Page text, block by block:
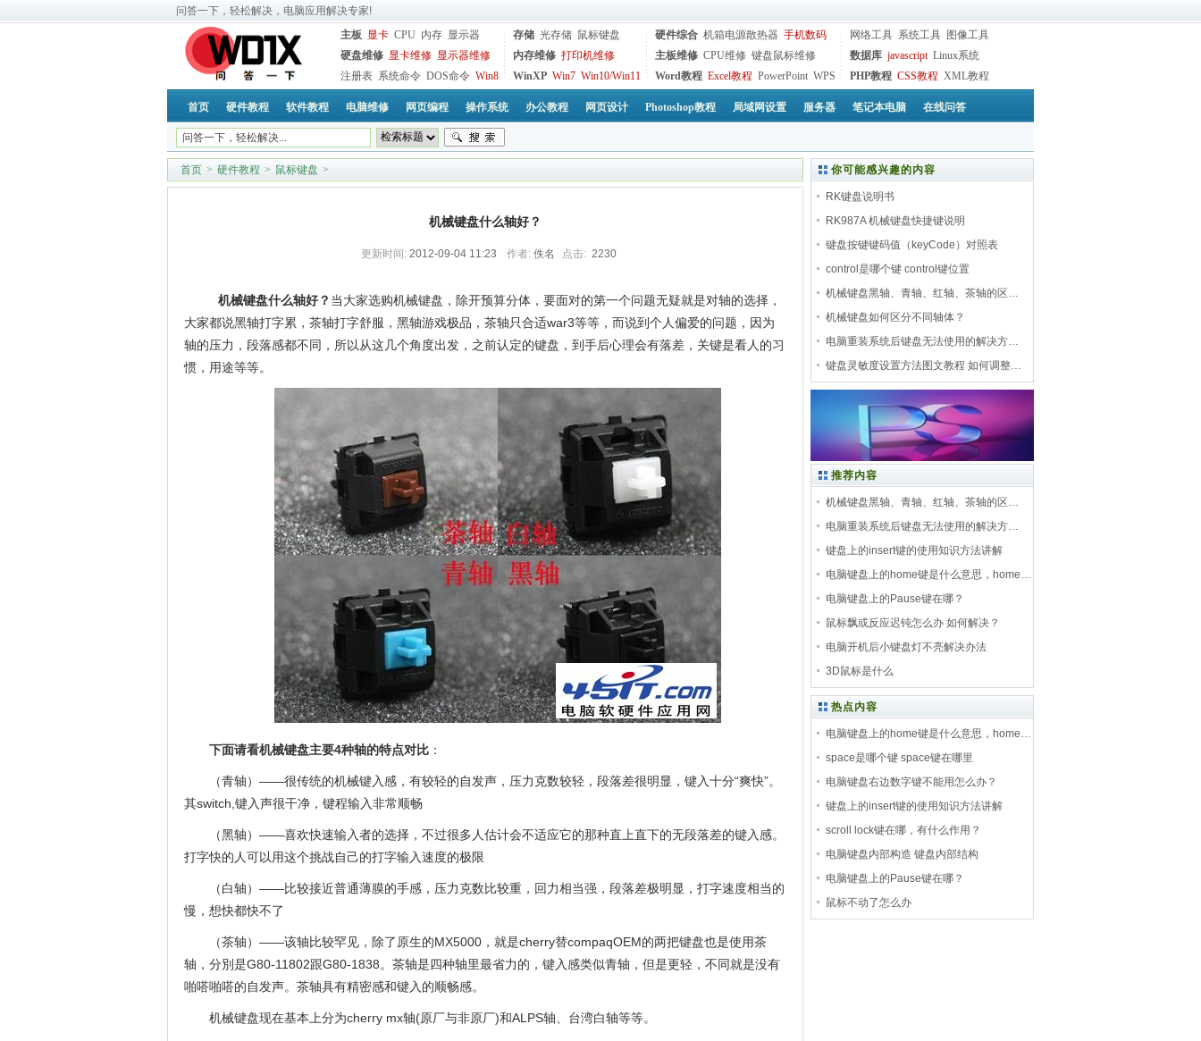
问答一下，轻松解决，电脑应用解决专家!
主板 显卡 CPU 内存 显示器
硬盘维修 显卡维修 显示器维修
注册表 系统命令 DOS命令 Win8
存储 光存储 鼠标键盘
内存维修 打印机维修
WinXP Win7 Win10/Win11
硬件综合 机箱电源散热器 手机数码
主板维修 CPU维修 键盘鼠标维修
Word教程 Excel教程 PowerPoint WPS
网络工具 系统工具 图像工具
数据库 javascript Linux系统
PHP教程 CSS教程 XML教程
首页 硬件教程 软件教程 电脑维修 网页编程 操作系统 办公教程 网页设计 Photoshop教程 局域网设置 服务器 笔记本电脑 在线问答
首页 > 硬件教程 > 鼠标键盘 >
机械键盘什么轴好？
更新时间: 2012-09-04 11:23 作者: 佚名 点击: 2230
机械键盘什么轴好？ 当大家选购机械键盘，除开预算分体，要面对的第一个问题无疑就是对轴的选择，
大家都说黑轴打字累，茶轴打字舒服，黑轴游戏极品，茶轴只合适war3等等，而说到个人偏爱的问题，因为
轴的压力，段落感都不同，所以从这几个角度出发，之前认定的键盘，到手后心理会有落差，关键是看人的习
惯，用途等等。
下面请看机械键盘主要4种轴的特点对比 ：
（青轴）——很传统的机械键入感，有较轻的自发声，压力克数较轻，段落差很明显，键入十分“爽快”。
其switch,键入声很干净，键程输入非常顺畅
（黑轴）——喜欢快速输入者的选择，不过很多人估计会不适应它的那种直上直下的无段落差的键入感。
打字快的人可以用这个挑战自己的打字输入速度的极限
（白轴）——比较接近普通薄膜的手感，压力克数比较重，回力相当强，段落差极明显，打字速度相当的
慢，想快都快不了
（茶轴）——该轴比较罕见，除了原生的MX5000，就是cherry替compaqOEM的两把键盘也是使用茶
轴，分別是G80-11802跟G80-1838。茶轴是四种轴里最省力的，键入感类似青轴，但是更轻，不同就是没有
啪嗒啪嗒的自发声。茶轴具有精密感和键入的顺畅感。
机械键盘现在基本上分为cherry mx轴(原厂与非原厂)和ALPS轴、台湾白轴等等。
你可能感兴趣的内容
RK键盘说明书
RK987A 机械键盘快捷键说明
键盘按键键码值（keyCode）对照表
control是哪个键 control键位置
机械键盘黑轴、青轴、红轴、茶轴的区…
机械键盘如何区分不同轴体？
电脑重装系统后键盘无法使用的解决方…
键盘灵敏度设置方法图文教程 如何调整…
推荐内容
机械键盘黑轴、青轴、红轴、茶轴的区…
电脑重装系统后键盘无法使用的解决方…
键盘上的insert键的使用知识方法讲解
电脑键盘上的home键是什么意思，home…
电脑键盘上的Pause键在哪？
鼠标飘或反应迟钝怎么办 如何解决？
电脑开机后小键盘灯不亮解决办法
3D鼠标是什么
热点内容
电脑键盘上的home键是什么意思，home…
space是哪个键 space键在哪里
电脑键盘右边数字键不能用怎么办？
键盘上的insert键的使用知识方法讲解
scroll lock键在哪，有什么作用？
电脑键盘内部构造 键盘内部结构
电脑键盘上的Pause键在哪？
鼠标不动了怎么办